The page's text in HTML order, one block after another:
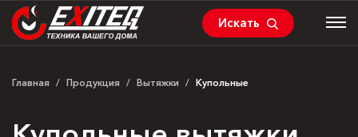
Искать
Главная / Продукция / Вытяжки / Купольные